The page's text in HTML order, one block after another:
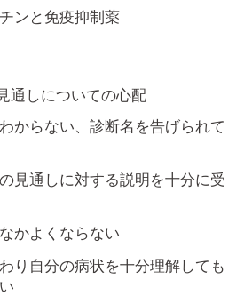
ンと免疫抑制薬
通しについての心配
からない、診断名を告げられて
見通しに対する説明を十分に受
かよくならない
り自分の病状を十分理解しても